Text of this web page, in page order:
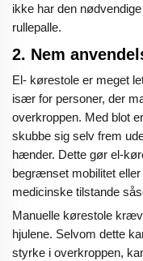
ikke har den
rullepalle.
2. Nem
El- kørestole er meget
især for personer, der
overkroppen. Med blot
skubbe sig selv frem
hænder. Dette gør el-
begrænset mobilitet
medicinske tilstande
Manuelle kørestole
hjulene. Selvom dette
styrke i overkroppen,